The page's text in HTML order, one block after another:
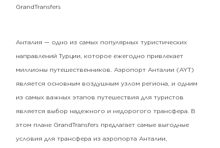
GrandTransfers
Анталия — одно из самых популярных туристических
направлений Турции, которое ежегодно привлекает
миллионы путешественников. Аэропорт Анталии (AYT)
является основным воздушным узлом региона, и одним
из самых важных этапов путешествия для туристов
является выбор надежного и недорогого трансфера. В
этом плане GrandTransfers предлагает самые выгодные
условия для трансфера из аэропорта Анталии,